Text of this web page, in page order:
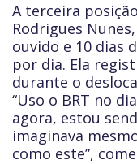
A terceira
Rodrigues
ouvido e 10 dias
por dia. Ela
durante o
“Uso o BRT no
agora, estou
imaginava
como este”,